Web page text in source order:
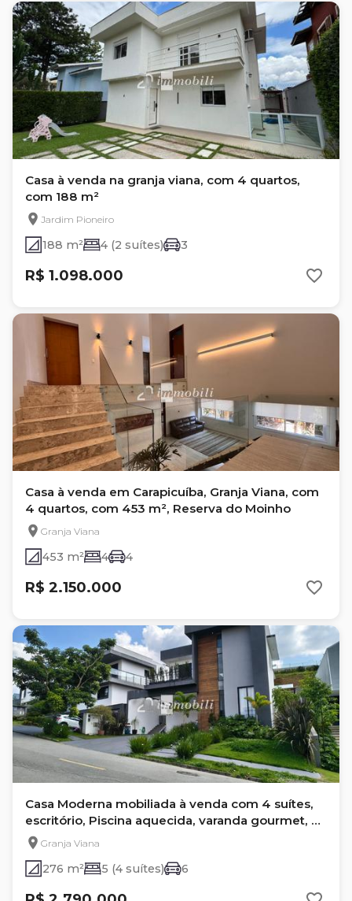
Casa à venda na granja viana, com 4 quartos,
com 188 m²
Jardim Pioneiro
188 m² 4 (2 suítes) 3
R$ 1.098.000
Casa à venda em Carapicuíba, Granja Viana, com
4 quartos, com 453 m², Reserva do Moinho
Granja Viana
453 m² 4 4
R$ 2.150.000
Casa Moderna mobiliada à venda com 4 suítes,
escritório, Piscina aquecida, varanda gourmet, 6
vagas em condomínio alto padrão!
Granja Viana
276 m² 5 (4 suítes) 6